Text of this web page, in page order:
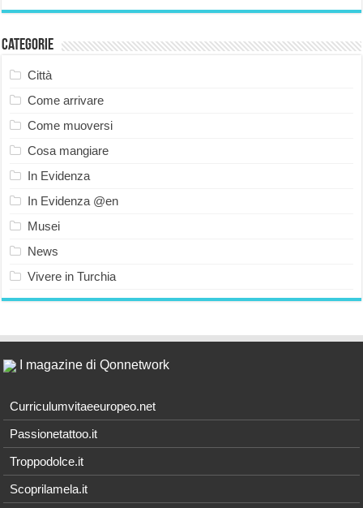
Categorie
Città
Come arrivare
Come muoversi
Cosa mangiare
In Evidenza
In Evidenza @en
Musei
News
Vivere in Turchia
I magazine di Qonnetwork
Curriculumvitaeeuropeo.net
Passionetattoo.it
Troppodolce.it
Scoprilamela.it